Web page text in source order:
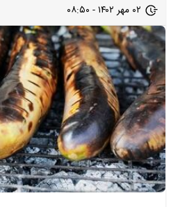
۰۲ مهر ۱۴۰۲ - ۰۸:۵۰